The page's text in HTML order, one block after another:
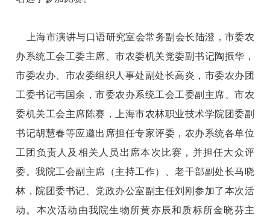
上海市演讲与口语研究室会常务副会长陆澄，市委农
办系统工会工委主席、市农委机关党委副书记陶振华，
市委农办、市农委组织人事处副处长高炎，市委农办团
工委书记韦国余，市委农办系统工会工委副主席、市农
委机关工会主席陈赛，上海市农林职业技术学院团委副
书记胡慧春等应邀出席担任专家评委，农办系统各单位
工团负责人及相关人员出席本次比赛，并担任大众评
委。我院工会副主席（主持工作）、老干部副处长马晓
林，院团委书记、党政办公室副主任刘刚参加了本次活
动。本次活动由我院生物所黄亦辰和质标所金晓芬主